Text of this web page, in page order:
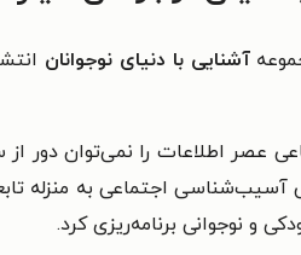
آشنایی با دنیای نوجوانان
عصر اطلاعات را نمی‌توان دور
اجتماعی به منزلە
و نوجوانی برنامه‌ریزی کرد.